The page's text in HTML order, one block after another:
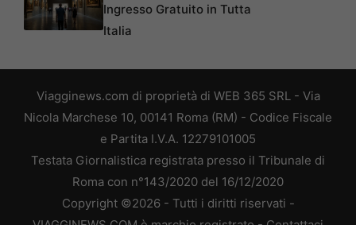
Ingresso Gratuito in Tutta
Italia
Viagginews.com di proprietà di WEB 365 SRL - Via
Nicola Marchese 10, 00141 Roma (RM) - Codice Fiscale
e Partita I.V.A. 12279101005
Testata Giornalistica registrata presso il Tribunale di
Roma con n°143/2020 del 16/12/2020
Copyright ©2026 - Tutti i diritti riservati -